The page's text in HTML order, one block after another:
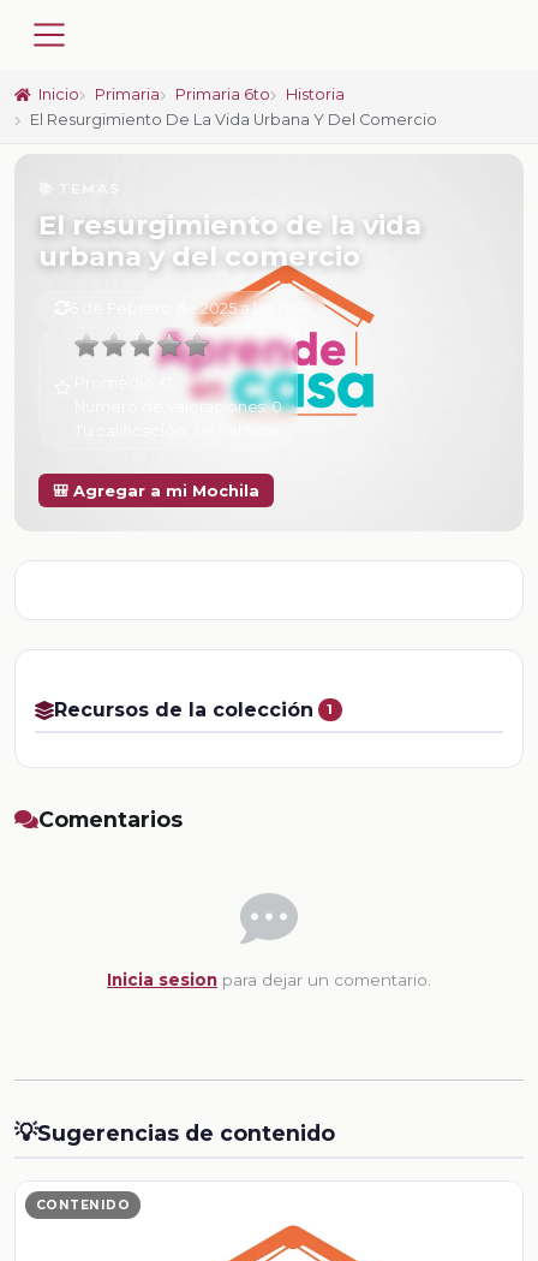
Inicio Primaria Primaria 6to
Historia
El Resurgimiento De La Vida Urbana Y Del Comercio
El resurgimiento de la vida
urbana y del comercio
6 de Febrero de 2025 a las 15:53
Número de valoraciones:0
🎒 Agregar a mi Mochila
Recursos de la colección 1
Comentarios
Inicia sesion para dejar un comentario.
💡Sugerencias de contenido
CONTENIDO